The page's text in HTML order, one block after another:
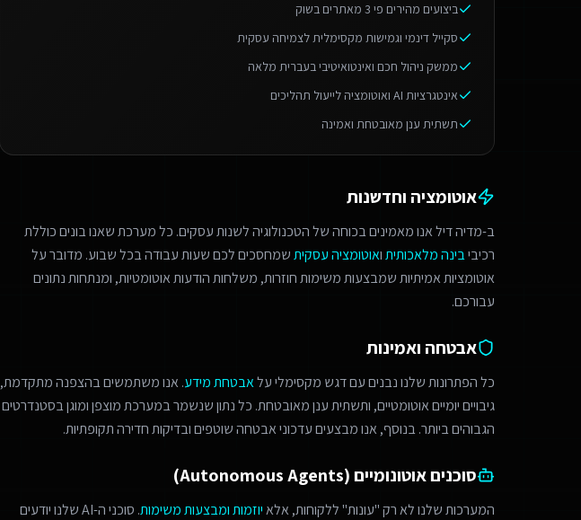
ביצועים מהירים פי 3 מאתרים בשוק
סקייל דינמי וגמישות מקסימלית לצמיחה עסקית
ממשק ניהול חכם ואינטואיטיבי בעברית מלאה
אינטגרציות AI ואוטומציה לייעול תהליכים
תשתית ענן מאובטחת ואמינה
אוטומציה וחדשנות
ב-מדיה דיל אנו מאמינים בכוחה של הטכנולוגיה לשנות עסקים. כל מערכת שאנו בונים כוללת
רכיביבינה מלאכותיתואוטומציה עסקיתשמחסכים לכם שעות עבודה בכל שבוע. מדובר על
אוטומציות אמיתיות שמבצעות משימות חוזרות, משלחות הודעות אוטומטיות, ומנתחות נתונים
עבורכם.
אבטחה ואמינות
כל הפתרונות שלנו נבנים עם דגש מקסימלי עלאבטחת מידע. אנו משתמשים בהצפנה מתקדמת,
גיבויים יומיים אוטומטיים, ותשתית ענן מאובטחת. כל נתון שנשמר במערכת מוצפן ומוגן בסטנדרטים
הגבוהים ביותר. בנוסף, אנו מבצעים עדכוני אבטחה שוטפים ובדיקות חדירה תקופתיות.
סוכנים אוטונומיים (Autonomous Agents)
המערכות שלנו לא רק "עונות" ללקוחות, אלאיוזמות ומבצעות משימות
. סוכני ה-AI שלנו יודעים